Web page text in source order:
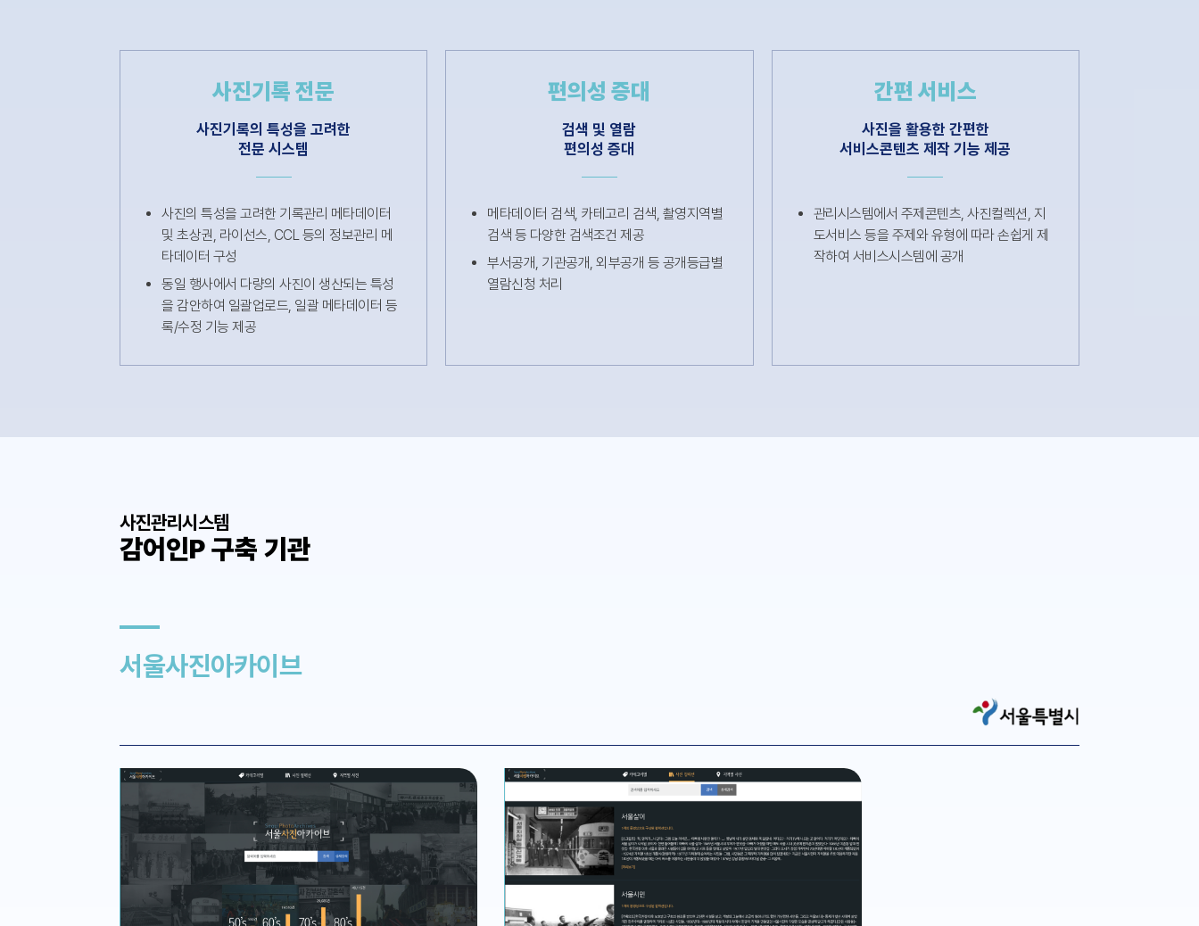
사진기록 전문
사진기록의 특성을 고려한
전문 시스템
사진의 특성을 고려한 기록관리 메타데이터
및 초상권, 라이선스, CCL 등의 정보관리 메
타데이터 구성
동일 행사에서 다량의 사진이 생산되는 특성
을 감안하여 일괄업로드, 일괄 메타데이터 등
록/수정 기능 제공
편의성 증대
검색 및 열람
편의성 증대
메타데이터 검색, 카테고리 검색, 촬영지역별
검색 등 다양한 검색조건 제공
부서공개, 기관공개, 외부공개 등 공개등급별
열람신청 처리
간편 서비스
사진을 활용한 간편한
서비스콘텐츠 제작 기능 제공
관리시스템에서 주제콘텐츠, 사진컬렉션, 지
도서비스 등을 주제와 유형에 따라 손쉽게 제
작하여 서비스시스템에 공개
사진관리시스템
감어인P 구축 기관
서울사진아카이브